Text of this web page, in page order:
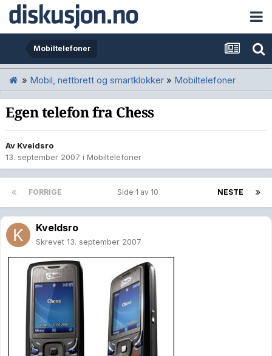
Mobiltelefoner
» Mobil, nettbrett og smartklokker » Mobiltelefoner
Egen telefon fra Chess
Av Kveldsro
13. september 2007 i Mobiltelefoner
FORRIGE NESTE
Side 1 av 10
Kveldsro
Skrevet 13. september 2007